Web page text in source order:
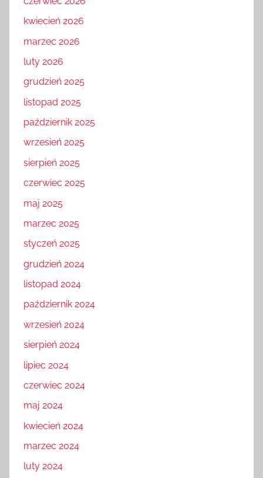
kwiecień 2026
marzec 2026
luty 2026
grudzień 2025
listopad 2025
październik 2025
wrzesień 2025
sierpień 2025
czerwiec 2025
maj 2025
marzec 2025
styczeń 2025
grudzień 2024
listopad 2024
październik 2024
wrzesień 2024
sierpień 2024
lipiec 2024
czerwiec 2024
maj 2024
kwiecień 2024
marzec 2024
luty 2024